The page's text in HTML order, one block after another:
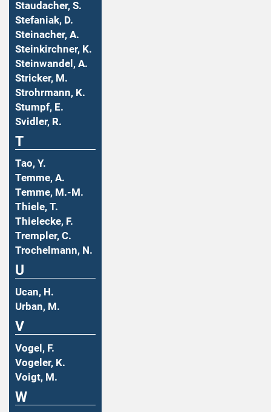
Staudacher, S.
Stefaniak, D.
Steinacher, A.
Steinkirchner, K.
Steinwandel, A.
Stricker, M.
Strohrmann, K.
Stumpf, E.
Svidler, R.
T
Tao, Y.
Temme, A.
Temme, M.-M.
Thiele, T.
Thielecke, F.
Trempler, C.
Trochelmann, N.
U
Ucan, H.
Urban, M.
V
Vogel, F.
Vogeler, K.
Voigt, M.
W